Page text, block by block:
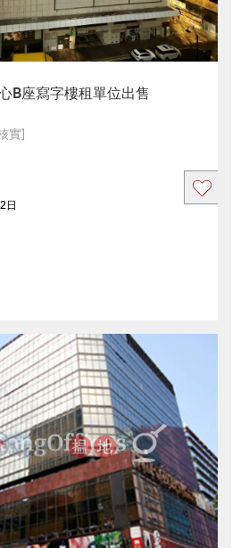
B座寫字樓租單位出售
實]
日